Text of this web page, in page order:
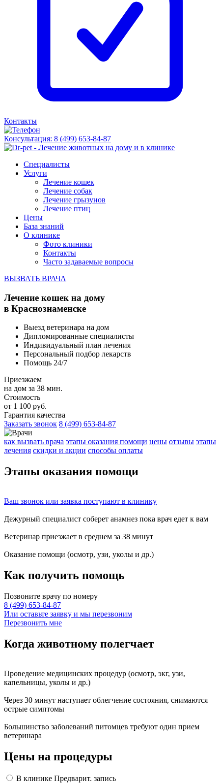
Контакты
Консультация: 8 (499) 653-84-87
Специалисты
Услуги
Лечение кошек
Лечение собак
Лечение грызунов
Лечение птиц
Цены
База знаний
О клинике
Фото клиники
Контакты
Часто задаваемые вопросы
ВЫЗВАТЬ ВРАЧА
Лечение кошек на дому
в Краснознаменске
Выезд ветеринара на дом
Дипломированные специалисты
Индивидуальный план лечения
Персональный подбор лекарств
Помощь 24/7
Приезжаем
на дом за 38 мин.
Стоимость
от 1 100 руб.
Гарантия качества
Заказать звонок 8 (499) 653-84-87
как вызвать врача этапы оказания помощи цены отзывы этапы
лечения скидки и акции способы оплаты
Этапы оказания помощи
Ваш звонок или заявка поступают в клинику
Дежурный специалист соберет анамнез пока врач едет к вам
Ветеринар приезжает в среднем за 38 минут
Оказание помощи (осмотр, узи, уколы и др.)
Как получить помощь
Позвоните врачу по номеру
8 (499) 653-84-87
Или оставьте заявку и мы перезвоним
Перезвонить мне
Когда животному полегчает
Проведение медицинских процедур (осмотр, экг, узи,
капельницы, уколы и др.)
Через 30 минут наступает облегчение состояния, снимаются
острые симптомы
Большинство заболеваний питомцев требуют один прием
ветеринара
Цены на процедуры
В клинике Предварит. запись